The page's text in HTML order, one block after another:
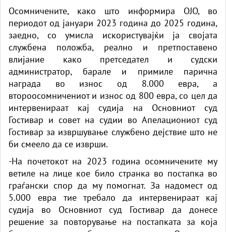
Осомничените, како што информира ОЈО, во
периодот од јануари 2023 година до 2025 година,
заедно, со умисла искористувајќи ја својата
службена положба, реално и претпоставено
влијание како претседател и судски
администратор, барале и примиле парична
награда во износ од 8.000 евра, а
второосомничениот и износ од 800 евра, со цел да
интервенираат кај судија на Основниот суд
Гостивар и совет на судии во Апелациониот суд
Гостивар за извршување службено дејствие што не
би смеело да се изврши.
-На почетокот на 2023 година осомничените му
ветиле на лице кое било странка во постапка во
граѓански спор да му помогнат. За надомест од
5.000 евра тие требало да интервенираат кај
судија во Основниот суд Гостивар да донесе
решение за повторување на постапката за која